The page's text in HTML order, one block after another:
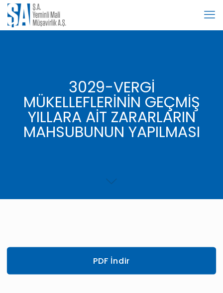
3029-VERGİ
MÜKELLEFLERİNİN GEÇMİŞ
YILLARA AİT ZARARLARIN
MAHSUBUNUN YAPILMASI
PDF İndir